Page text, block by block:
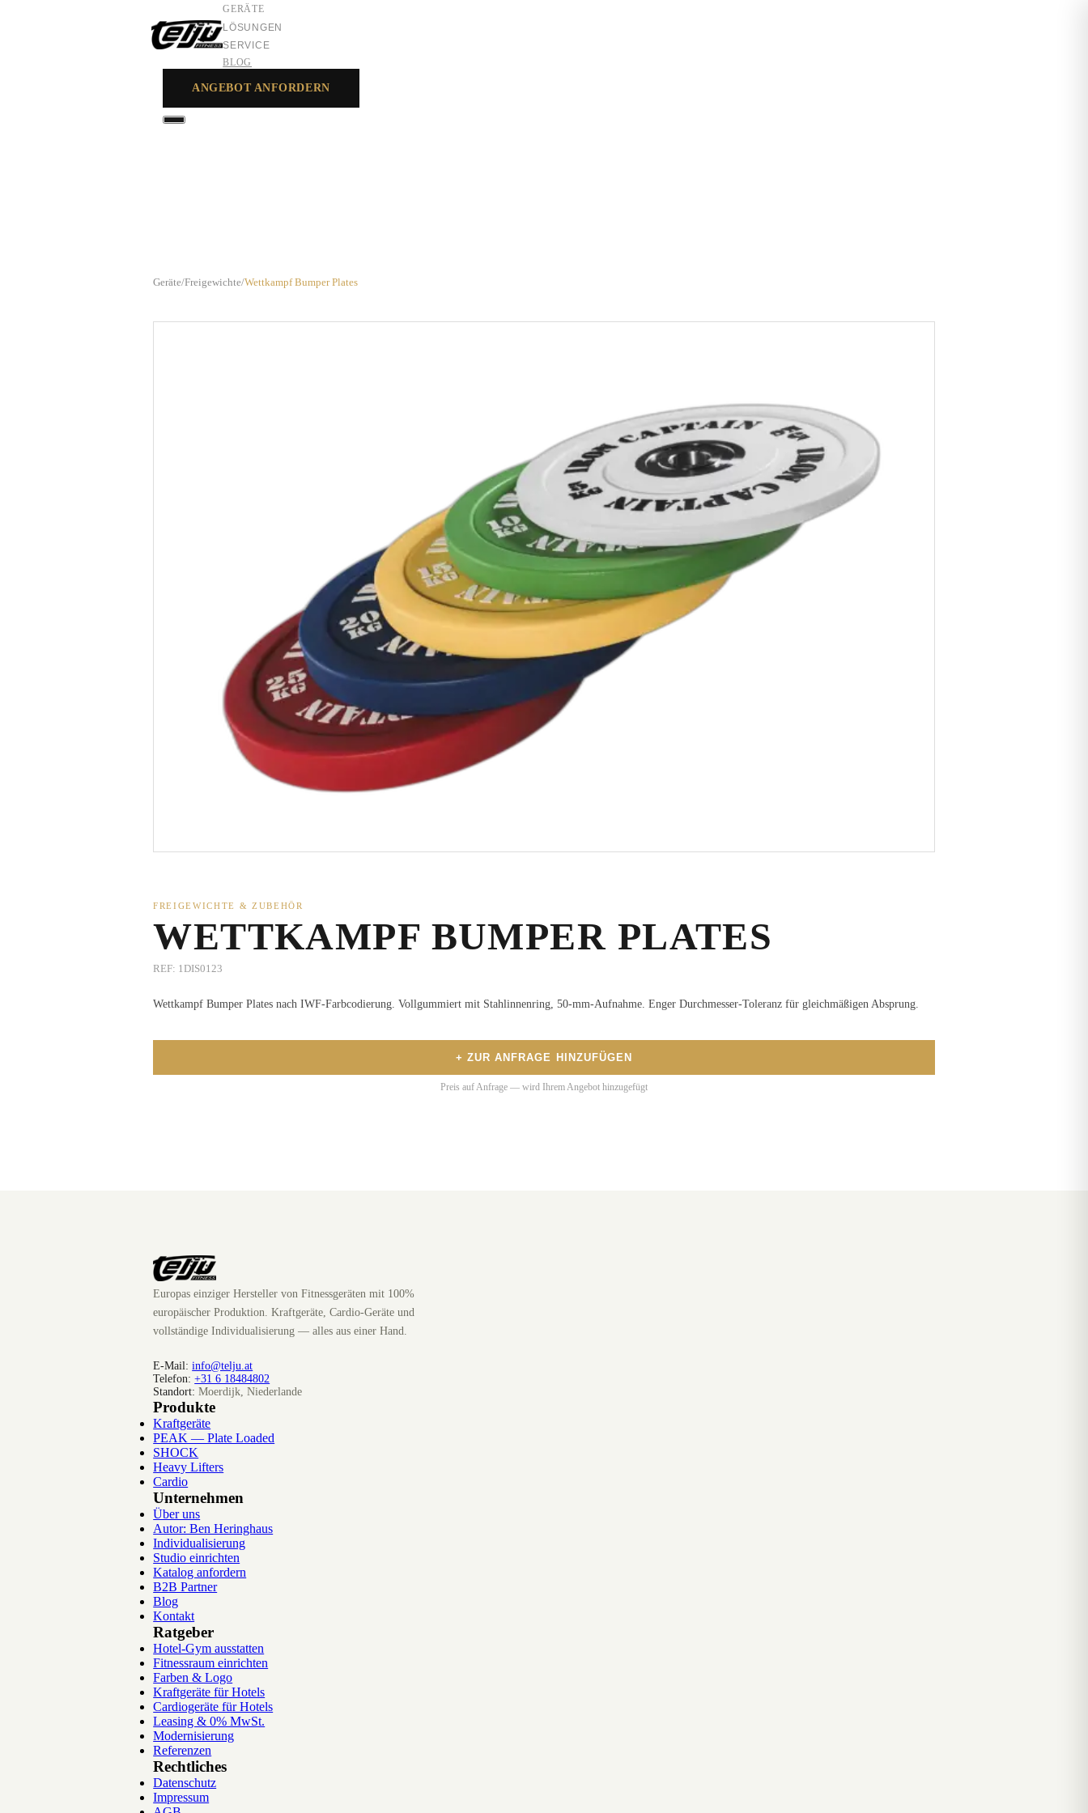
GERÄTE
LÖSUNGEN
SERVICE
BLOG
ANGEBOT ANFORDERN
Geräte/Freigewichte/Wettkampf Bumper Plates
FREIGEWICHTE & ZUBEHÖR
WETTKAMPF BUMPER PLATES
REF: 1DIS0123
Wettkampf Bumper Plates nach IWF-Farbcodierung. Vollgummiert mit Stahlinnenring, 50-mm-Aufnahme. Enger Durchmesser-Toleranz für gleichmäßigen Absprung.
+ ZUR ANFRAGE HINZUFÜGEN
Preis auf Anfrage — wird Ihrem Angebot hinzugefügt
Europas einziger Hersteller von Fitnessgeräten mit 100%
europäischer Produktion. Kraftgeräte, Cardio-Geräte und
vollständige Individualisierung — alles aus einer Hand.
E-Mail: info@telju.at
Telefon: +31 6 18484802
Standort: Moerdijk, Niederlande
Produkte
Kraftgeräte
PEAK — Plate Loaded
SHOCK
Heavy Lifters
Cardio
Unternehmen
Über uns
Autor: Ben Heringhaus
Individualisierung
Studio einrichten
Katalog anfordern
B2B Partner
Blog
Kontakt
Ratgeber
Hotel-Gym ausstatten
Fitnessraum einrichten
Farben & Logo
Kraftgeräte für Hotels
Cardiogeräte für Hotels
Leasing & 0% MwSt.
Modernisierung
Referenzen
Rechtliches
Datenschutz
Impressum